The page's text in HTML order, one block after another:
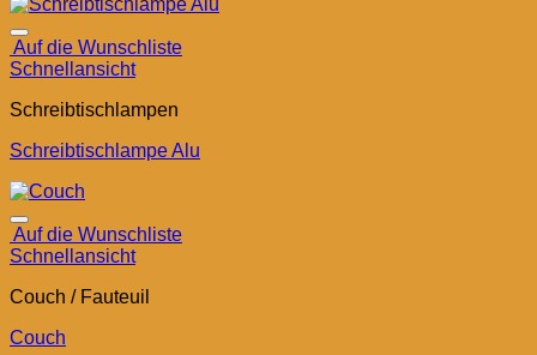
Auf die Wunschliste
Schnellansicht
Schreibtischlampen
Schreibtischlampe Alu
Auf die Wunschliste
Schnellansicht
Couch / Fauteuil
Couch